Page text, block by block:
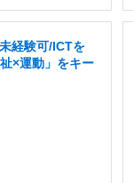
経験可/ICTを
×運動」をキー